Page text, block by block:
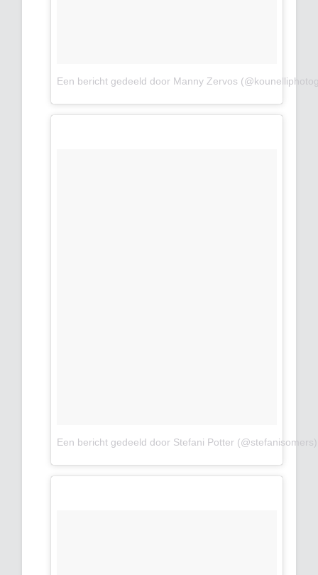
Een bericht gedeeld door Manny Zervos
Een bericht gedeeld door Stefani Potter (@stefanisomers)